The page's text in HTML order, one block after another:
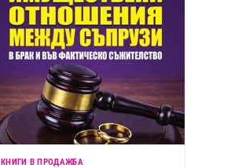
КНИГИ В ПРОДАЖБА